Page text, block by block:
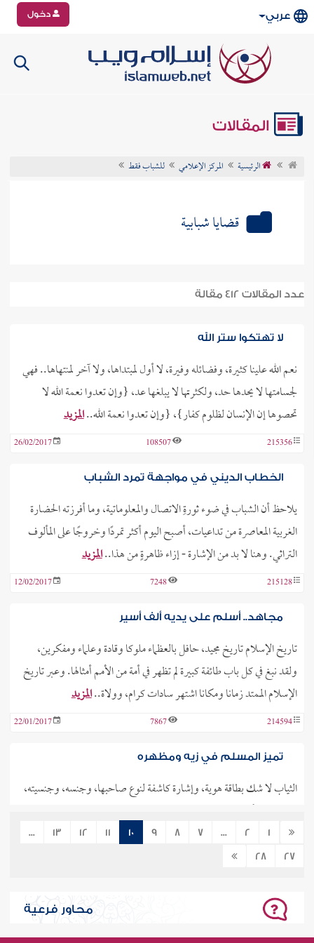
عربي دخول
المقالات
الرئيسية المركز الإعلامي للشباب فقط
قضايا شبابية
عدد المقالات 412 مقالة
لا تهتكوا ستر الله
نعم الله علينا كثيرة، وفضائله وفيرة، لا أول لمبتداها، ولا آخر لمنتهاها.. فهي
لجسامتها لا يحدها حد، ولكثرتها لا يبلغها عد، {وإن تعدوا نعمة الله لا
تحصوها إن الإنسان لظلوم كفار}، {وإن تعدوا نعمة الله..المزيد
215356
108507
26/02/2017
الخطاب الديني في مواجهة تمرد الشباب
يلاحظ أن الشباب في ضوء ثورةِ الاتصال والمعلوماتية، وما أفرزته الحضارة
الغربية المعاصرة من تداعيات، أصبح اليوم أكثر تمردًا وخروجًا على المألوف
التراثي. وهنا لا بد من الإشارة - إزاء ظاهرةٍ من هذا..المزيد
215128
7248
12/02/2017
مجاهد.. أسلم على يديه ألف أسير
تاريخ الإسلام تاريخ مجيد، حافل بالعظماء ملوكا وقادة وعلماء ومفكرين،
ولقد نبغ في كل باب طائفة كبيرة لم تظهر في أمة من الأمم أمثالها. وعبر تاريخ
الإسلام الممتد زمانا ومكانا اشتهر سادات كرام، وولاة..المزيد
214594
7867
22/01/2017
تميز المسلم في زيه ومظهره
الثياب لا شك بطاقة هوية، وإشارة كاشفة لنوع صاحبها، وجنسه، وجنسيته،
ومعتقده، وأخلاقه، ومستواه الاجتماعي، وغير ذلك من الدلالات. وخلط
النسب فيها يحدث نوعًا من الفوضى الاجتماعية والقيمية، فلو لبس.. المزيد
214402
قدوات الشباب بين المسوخ وأهل الرسوخ
من أصول التربية التي اتفق عليها كل المتخصصين في هذا المجال التربية
1
2
...
7
8
9
10
11
12
13
...
27
28
محاور فرعية